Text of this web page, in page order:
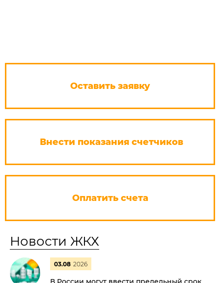
Оставить заявку
Внести показания счетчиков
Оплатить счета
Новости ЖКХ
03.08 2026